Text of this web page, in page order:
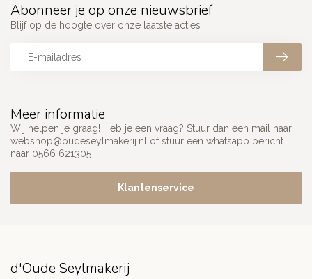
Meer informatie
Wij helpen je graag! Heb je een vraag? Stuur dan een mail naar
webshop@oudeseylmakerij.nl of stuur een whatsapp bericht
naar 0566 621305
Klantenservice
Abonneer je op onze nieuwsbrief
Blijf op de hoogte over onze laatste acties
d'Oude Seylmakerij